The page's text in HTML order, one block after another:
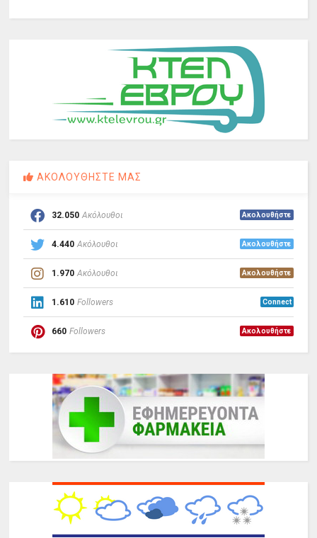
ΑΚΟΛΟΥΘΗΣΤΕ ΜΑΣ
32.050 Ακόλουθοι Ακολουθήστε
4.440 Ακόλουθοι Ακολουθήστε
1.970 Ακόλουθοι Ακολουθήστε
1.610 Followers Connect
660 Followers Ακολουθήστε